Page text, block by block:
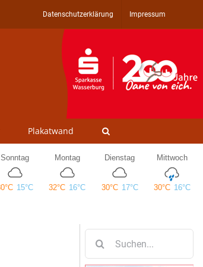
Datenschutzerklärung Impressum
Plakatwand
nach: